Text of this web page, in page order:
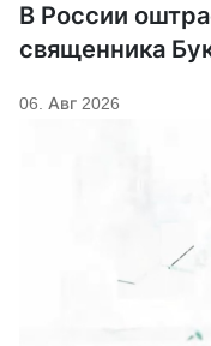
В России
священника
06. Авг 2026